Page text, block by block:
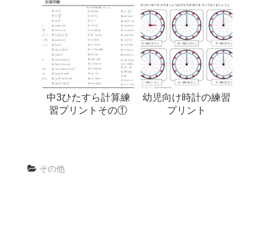
中3ひたすら計算練
習プリントその①
幼児向け時計の練習
プリント
その他